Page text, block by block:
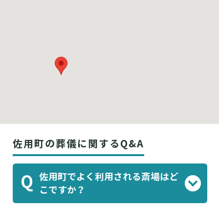
佐用町の葬儀に関するQ&A
Q
佐用町でよく利用される斎場はど
こですか？